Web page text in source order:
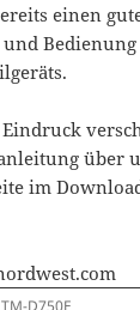
einen
Bedienung
über
im